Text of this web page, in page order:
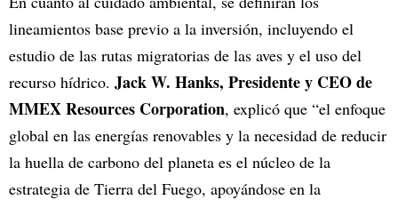
lineamientos base previo a la inversión, incluyendo el
estudio de las rutas migratorias de las aves y el uso del
recurso hídrico. Jack W. Hanks, Presidente y CEO de
MMEX Resources Corporation, explicó que “el enfoque
global en las energías renovables y la necesidad de reducir
la huella de carbono del planeta es el núcleo de la
estrategia de Tierra del Fuego, apoyándose en la